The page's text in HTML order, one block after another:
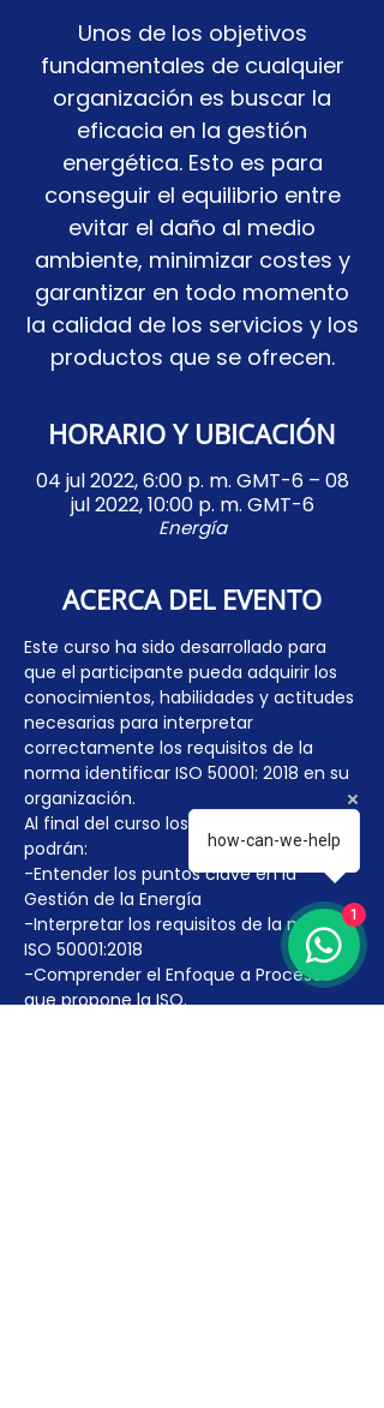
Unos de los objetivos
fundamentales de cualquier
organización es buscar la
eficacia en la gestión
energética. Esto es para
conseguir el equilibrio entre
evitar el daño al medio
ambiente, minimizar costes y
garantizar en todo momento
la calidad de los servicios y los
productos que se ofrecen.
HORARIO Y UBICACIÓN
04 jul 2022, 6:00 p. m. GMT-6 – 08
jul 2022, 10:00 p. m. GMT-6
Energía
ACERCA DEL EVENTO
Este curso ha sido desarrollado para
que el participante pueda adquirir los
conocimientos, habilidades y actitudes
necesarias para interpretar
correctamente los requisitos de la
norma identificar ISO 50001: 2018 en su
organización.
Al final del curso los participantes
podrán:
-Entender los puntos clave en la
Gestión de la Energía
-Interpretar los requisitos de la norma
ISO 50001:2018
-Comprender el Enfoque a Procesos
que propone la ISO.
how-can-we-help
1